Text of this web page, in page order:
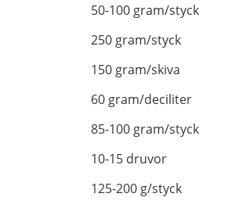
50-100 gram/styck
250 gram/styck
150 gram/skiva
60 gram/deciliter
85-100 gram/styck
10-15 druvor
125-200 g/styck